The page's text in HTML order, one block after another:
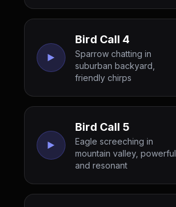
Bird Call 4
Sparrow chatting in
suburban backyard,
friendly chirps
Bird Call 5
Eagle screeching in
mountain valley, powerful
and resonant